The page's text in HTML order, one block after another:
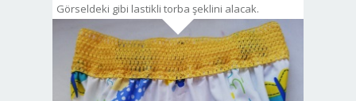
Görseldeki gibi lastikli torba şeklini alacak.